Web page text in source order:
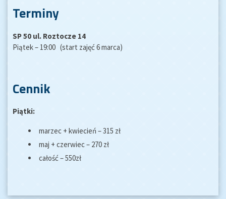
Terminy
SP 50 ul. Roztocze 14
Piątek – 19:00 (start zajęć 6 marca)
Cennik
Piątki:
marzec + kwiecień – 315 zł
maj + czerwiec – 270 zł
całość – 550zł